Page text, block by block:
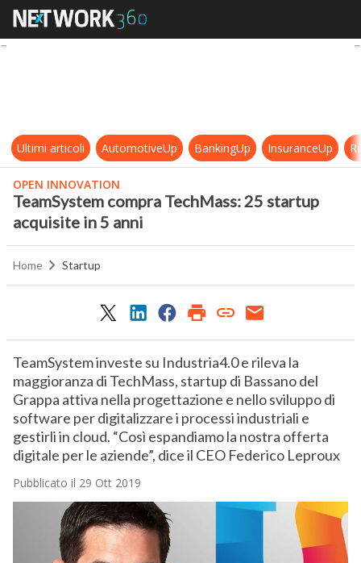
TeamSystem compra TechMass:
Ultimi articoli AutomotiveUp BankingUp InsuranceUp
OPEN INNOVATION
TeamSystem compra TechMass: 25 startup
acquisite in 5 anni
Home Startup
TeamSystem investe su Industria4.0 e rileva la
maggioranza di TechMass, startup di Bassano del
Grappa attiva nella progettazione e nello sviluppo di
software per digitalizzare i processi industriali e
gestirli in cloud. “Così espandiamo la nostra offerta
digitale per le aziende”, dice il CEO Federico Leproux
Pubblicato il 29 Ott 2019